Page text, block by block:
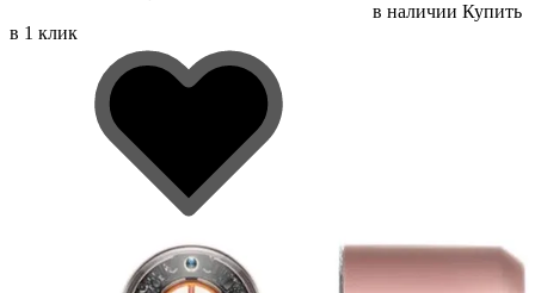
в наличии Купить
в 1 клик